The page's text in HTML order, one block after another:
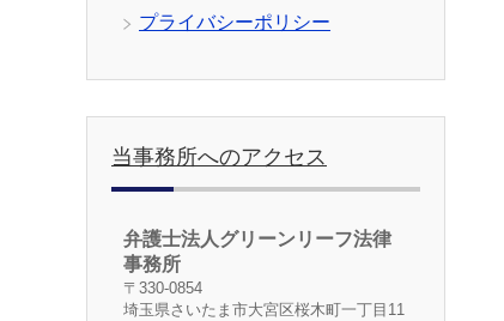
プライバシーポリシー
当事務所へのアクセス
弁護士法人グリーンリーフ法律
事務所
〒330-0854
埼玉県さいたま市大宮区桜木町一丁目11